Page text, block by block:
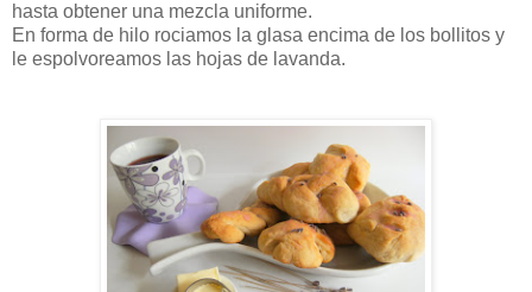
hasta obtener una mezcla uniforme.
En forma de hilo rociamos la glasa encima de los bollitos y
le espolvoreamos las hojas de lavanda.